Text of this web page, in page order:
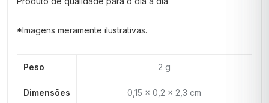
*Imagens meramente ilustrativas.
Peso 2 g
Dimensões 0,15 × 0,2 × 2,3 cm